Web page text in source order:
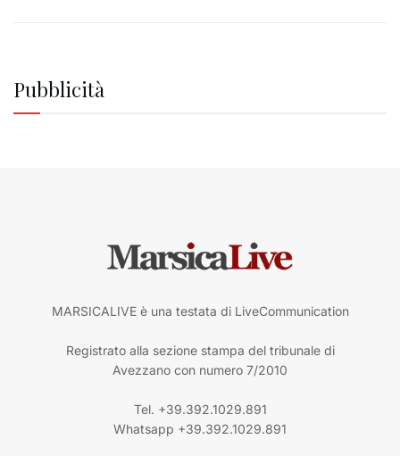
Pubblicità
MARSICALIVE è una testata di LiveCommunication
Registrato alla sezione stampa del tribunale di
Avezzano con numero 7/2010
Tel. +39.392.1029.891
Whatsapp +39.392.1029.891